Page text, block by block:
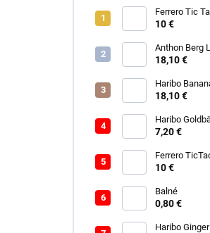
Ferrero Tic
10 €
Anthon Berg
Malt 230G
18,10 €
Haribo
18,10 €
Haribo
7,20 €
Ferrero
228g
10 €
Balné
0,80 €
Haribo